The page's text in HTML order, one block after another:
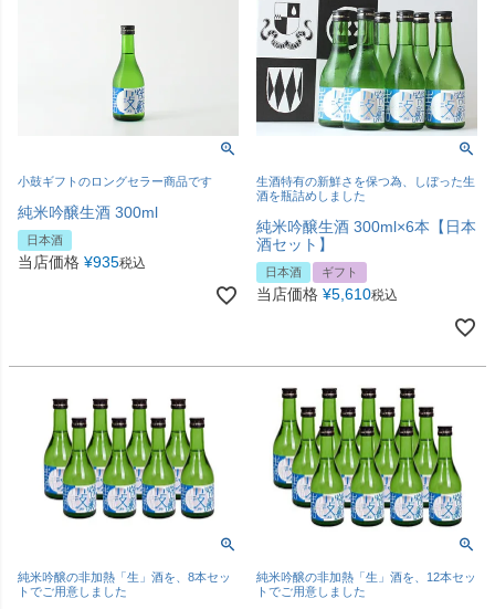
小鼓ギフトのロングセラー商品です
純米吟醸生酒 300ml
日本酒
当店価格 ¥935税込
生酒特有の新鮮さを保つ為、しぼった生
酒を瓶詰めしました
純米吟醸生酒 300ml×6本【日本
酒セット】
日本酒 ギフト
当店価格 ¥5,610税込
純米吟醸の非加熱「生」酒を、8本セッ
トでご用意しました
純米吟醸の非加熱「生」酒を、12本セッ
トでご用意しました